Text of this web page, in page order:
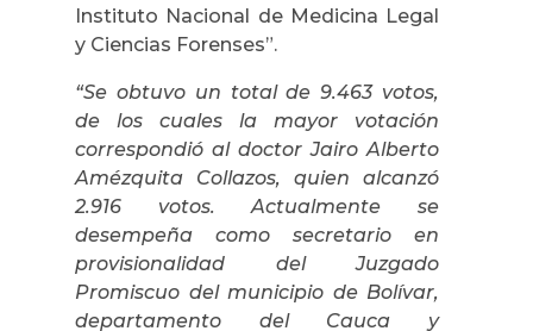
Instituto Nacional de Medicina Legal
y Ciencias Forenses”.
“Se obtuvo un total de 9.463 votos,
de los cuales la mayor votación
correspondió al doctor Jairo Alberto
Amézquita Collazos, quien alcanzó
2.916 votos. Actualmente se
desempeña como secretario en
provisionalidad del Juzgado
Promiscuo del municipio de Bolívar,
departamento del Cauca y